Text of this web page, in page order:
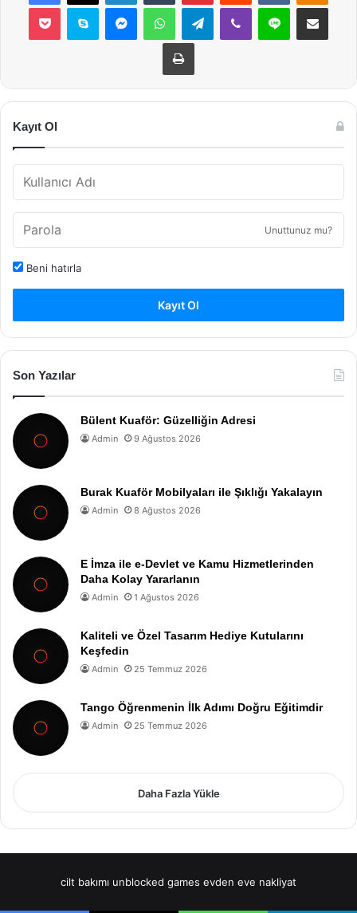
Pocket Skype MessengerWhatsAppTelegramViber Line E-Posta ile
Yazdır
Kayıt Ol
Unuttunuz mu?
Beni hatırla
Kayıt Ol
Son Yazılar
Bülent Kuaför: Güzelliğin Adresi
Admin 9 Ağustos 2026
Burak Kuaför Mobilyaları ile Şıklığı Yakalayın
Admin 8 Ağustos 2026
E İmza ile e-Devlet ve Kamu Hizmetlerinden
Daha Kolay Yararlanın
Admin 1 Ağustos 2026
Kaliteli ve Özel Tasarım Hediye Kutularını
Keşfedin
Admin 25 Temmuz 2026
Tango Öğrenmenin İlk Adımı Doğru Eğitimdir
Admin 25 Temmuz 2026
Daha Fazla Yükle
cilt bakımı unblocked games evden eve nakliyat